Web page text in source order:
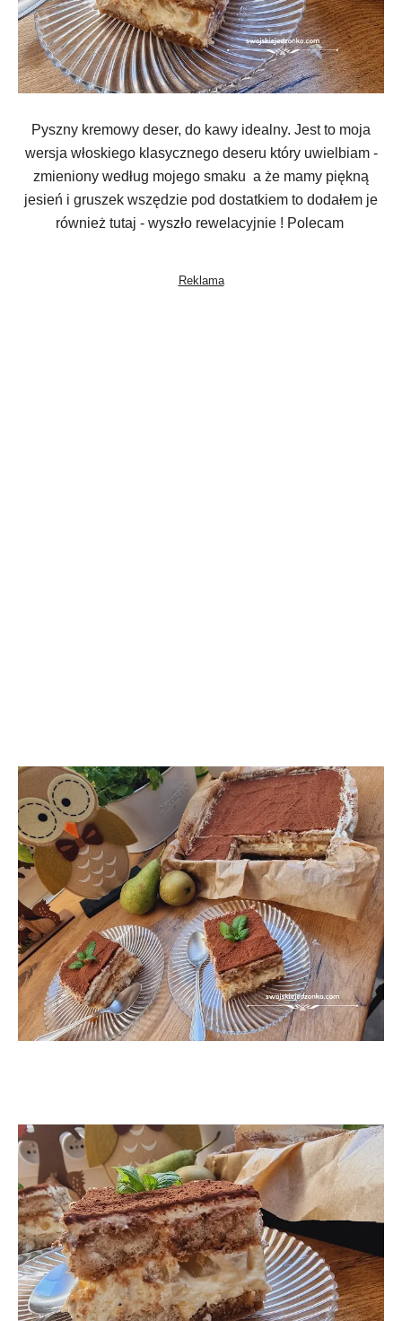
Pyszny kremowy deser, do kawy idealny. Jest to moja
wersja włoskiego klasycznego deseru który uwielbiam -
zmieniony według mojego smaku a że mamy piękną
jesień i gruszek wszędzie pod dostatkiem to dodałem je
również tutaj - wyszło rewelacyjnie ! Polecam